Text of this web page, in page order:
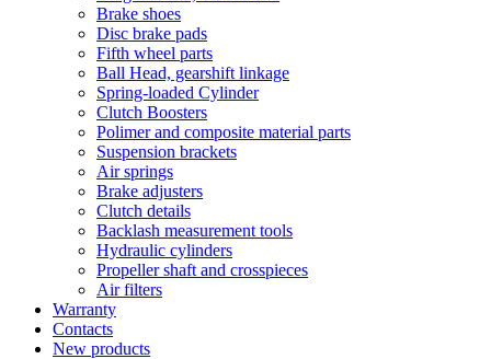
Brake shoes
Disc brake pads
Fifth wheel parts
Ball Head, gearshift linkage
Spring-loaded Cylinder
Clutch Boosters
Polimer and composite material parts
Suspension brackets
Air springs
Brake adjusters
Clutch details
Backlash measurement tools
Hydraulic cylinders
Propeller shaft and crosspieces
Air filters
Warranty
Contacts
New products